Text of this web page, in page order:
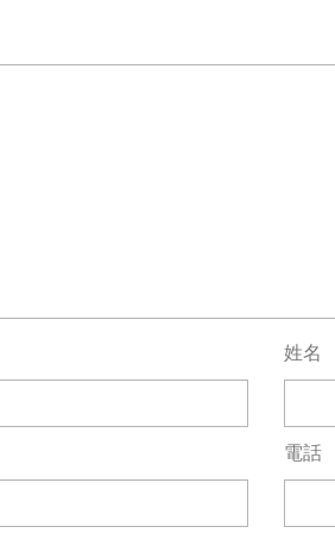
姓名
電話